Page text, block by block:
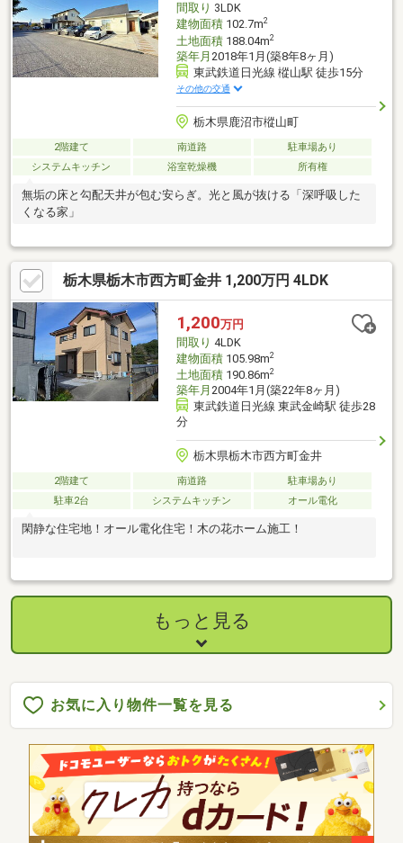
間取り 3LDK
建物面積102.7m2
土地面積188.04m2
築年月 2018年1月(築8年8ヶ月)
東武鉄道日光線 樅山駅 徒歩15分
その他の交通
栃木県鹿沼市樅山町
2階建て 南道路
駐車場あり
システムキッチン
浴室乾燥機 所有権
無垢の床と勾配天井が包む安らぎ。光と風が抜ける「深呼吸した
くなる家」
栃木県栃木市西方町金井 1,200万円 4LDK
1,200万円
間取り 4LDK
建物面積105.98m2
土地面積190.86m2
築年月 2004年1月(築22年8ヶ月)
東武鉄道日光線 東武金崎駅 徒歩28
分
栃木県栃木市西方町金井
2階建て 南道路
駐車場あり
駐車2台
システムキッチン オール電化
閑静な住宅地！オール電化住宅！木の花ホーム施工！
もっと見る
お気に入り物件一覧を見る